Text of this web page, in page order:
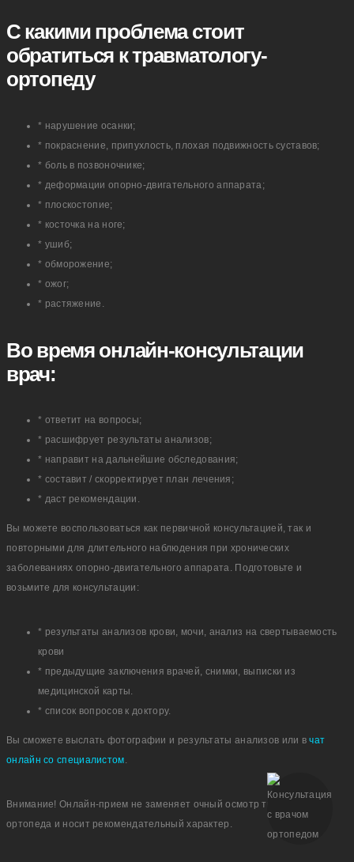
С какими проблема стоит
обратиться к травматологу-
ортопеду
* нарушение осанки;
* покраснение, припухлость, плохая подвижность суставов;
* боль в позвоночнике;
* деформации опорно-двигательного аппарата;
* плоскостопие;
* косточка на ноге;
* ушиб;
* обморожение;
* ожог;
* растяжение.
Во время онлайн-консультации
врач:
* ответит на вопросы;
* расшифрует результаты анализов;
* направит на дальнейшие обследования;
* составит / скорректирует план лечения;
* даст рекомендации.
Вы можете воспользоваться как первичной консультацией, так и
повторными для длительного наблюдения при хронических
заболеваниях опорно-двигательного аппарата. Подготовьте и
возьмите для консультации:
* результаты анализов крови, мочи, анализ на свертываемость
крови
* предыдущие заключения врачей, снимки, выписки из
медицинской карты.
* список вопросов к доктору.
Вы сможете выслать фотографии и результаты анализов или вчат
онлайн со специалистом.
Внимание! Онлайн-прием не заменяет очный осмотр травматолога-
ортопеда и носит рекомендательный характер.